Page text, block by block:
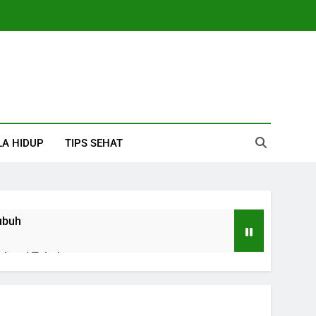
HIDUP TIPS SEHAT
Tubuh